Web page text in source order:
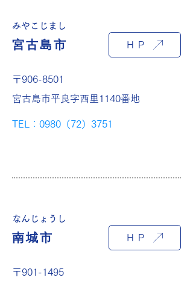
みやこじまし
宮古島市 ＨＰ
〒906-8501
宮古島市平良字西里1140番地
TEL：0980（72）3751
なんじょうし
南城市 ＨＰ
〒901-1495